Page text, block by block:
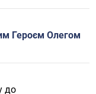
Героєм Олегом
до